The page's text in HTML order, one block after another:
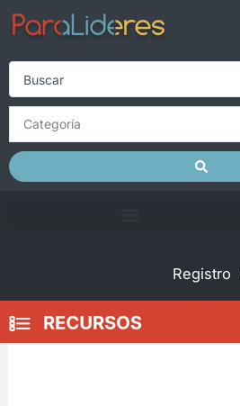
Skip
content
Search
Registro